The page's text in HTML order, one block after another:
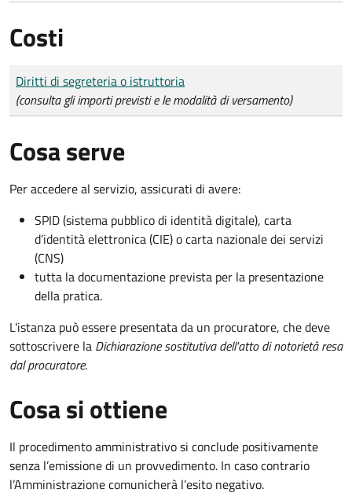
Costi
Tipo di pagamento
Importo
Diritti di segreteria o istruttoria
(consulta gli importi previsti e le modalità di versamento)
Cosa serve
Per accedere al servizio, assicurati di avere:
SPID (sistema pubblico di identità digitale), carta
d’identità elettronica (CIE) o carta nazionale dei servizi
(CNS)
tutta la documentazione prevista per la presentazione
della pratica.
L'istanza può essere presentata da un procuratore, che deve
sottoscrivere la Dichiarazione sostitutiva dell'atto di notorietà resa
dal procuratore.
Cosa si ottiene
Il procedimento amministrativo si conclude positivamente
senza l’emissione di un provvedimento. In caso contrario
l’Amministrazione comunicherà l’esito negativo.